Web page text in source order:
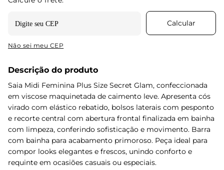
Não sei meu CEP
Descrição do produto
Saia Midi Feminina Plus Size Secret Glam, confeccionada
em viscose maquinetada de caimento leve. Apresenta cós
virado com elástico rebatido, bolsos laterais com pesponto
e recorte central com abertura frontal finalizada em bainha
com limpeza, conferindo sofisticação e movimento. Barra
com bainha para acabamento primoroso. Peça ideal para
compor looks elegantes e frescos, unindo conforto e
requinte em ocasiões casuais ou especiais.